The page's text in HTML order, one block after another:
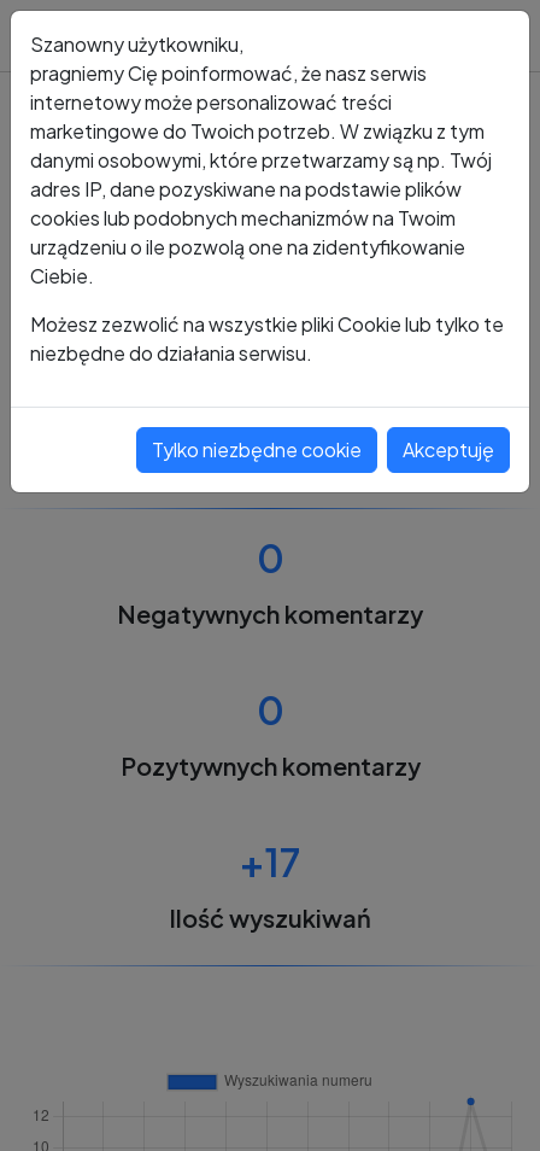
Kto dzwonił? Numer +48 486 081 439
+48 486 081 439
0
Negatywnych komentarzy
0
Pozytywnych komentarzy
+17
Ilość wyszukiwań
Szanowny użytkowniku,
pragniemy Cię poinformować, że nasz serwis
internetowy może personalizować treści
marketingowe do Twoich potrzeb. W związku z tym
danymi osobowymi, które przetwarzamy są np. Twój
adres IP, dane pozyskiwane na podstawie plików
cookies lub podobnych mechanizmów na Twoim
urządzeniu o ile pozwolą one na zidentyfikowanie
Ciebie.
Możesz zezwolić na wszystkie pliki Cookie lub tylko te
niezbędne do działania serwisu.
Tylko niezbędne cookie Akceptuję